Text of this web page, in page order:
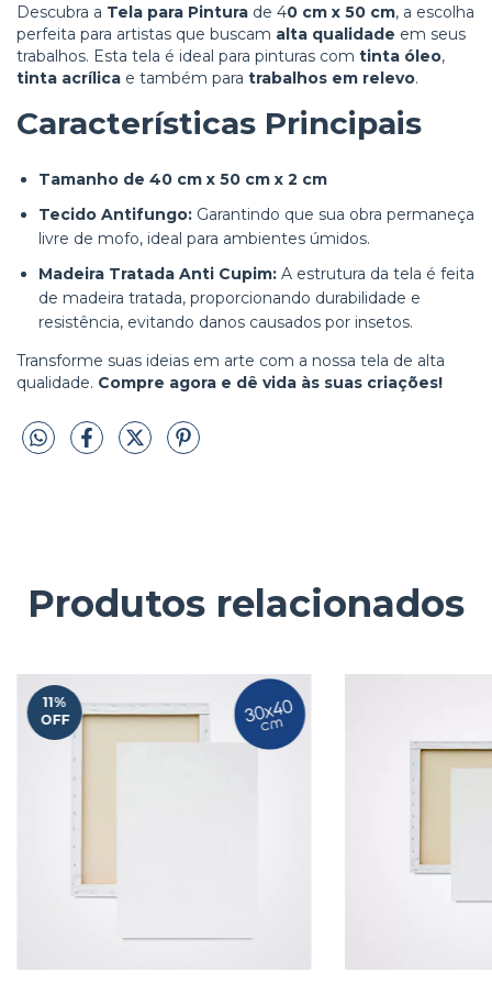
Descubra a Tela para Pintura de 40 cm x 50 cm, a escolha
perfeita para artistas que buscam alta qualidade em seus
trabalhos. Esta tela é ideal para pinturas com tinta óleo,
tinta acrílica e também para trabalhos em relevo.
Características Principais
Tamanho de 40 cm x 50 cm x 2 cm
Tecido Antifungo: Garantindo que sua obra permaneça
livre de mofo, ideal para ambientes úmidos.
Madeira Tratada Anti Cupim: A estrutura da tela é feita
de madeira tratada, proporcionando durabilidade e
resistência, evitando danos causados por insetos.
Transforme suas ideias em arte com a nossa tela de alta
qualidade. Compre agora e dê vida às suas criações!
Produtos relacionados
11%
OFF